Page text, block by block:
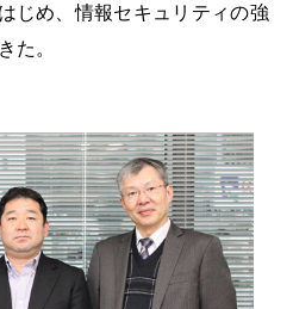
じめ、情報セキュリティの強
た。